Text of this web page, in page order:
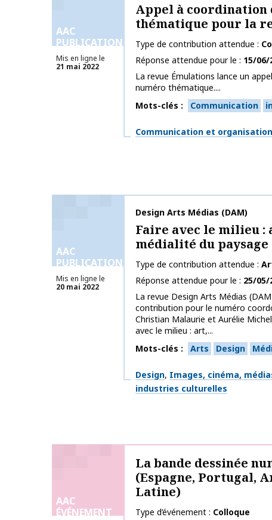
AAC
PUBLICATIONS
Mis en ligne le
21 mai 2022
Appel à coordination
thématique pour la
Type de contribution attendue
Réponse attendue pour le
15/06/
La revue Émulations lance un
numéro thématique....
Mots-clés
Communication
Thématiques
Communication et
AAC
PUBLICATIONS
Mis en ligne le
20 mai 2022
Nom de la publication
Design Arts Médias (DAM)
Faire avec le milieu :
médialité du paysage
Type de contribution attendue
Réponse attendue pour le
25/05/
La revue Design Arts Médias
contribution pour le numéro
Christian Malaurie et Aurélie
avec le milieu : art,...
Mots-clés
Arts Design
Thématiques
Design Images, cinéma,
industries culturelles
AAC
ÉVÉNEMENT
La bande dessinée
(Espagne, Portugal,
Latine)
Type d’événement
Colloque